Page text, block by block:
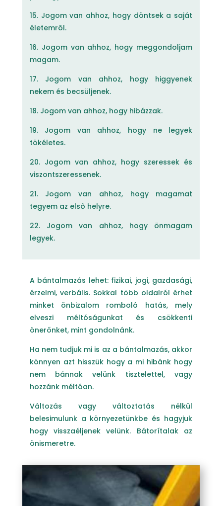
15. Jogom van ahhoz, hogy döntsek a saját
életemrôl.
16. Jogom van ahhoz, hogy meggondoljam
magam.
17. Jogom van ahhoz, hogy higgyenek
nekem és becsüljenek.
18. Jogom van ahhoz, hogy hibázzak.
19. Jogom van ahhoz, hogy ne legyek
tökéletes.
20. Jogom van ahhoz, hogy szeressek és
viszontszeressenek.
21. Jogom van ahhoz, hogy magamat
tegyem az elsô helyre.
22. Jogom van ahhoz, hogy önmagam
legyek.
A bántalmazás lehet: fizikai, jogi, gazdasági,
érzelmi, verbális. Sokkal több oldalról érhet
minket önbizalom romboló hatás, mely
elveszi méltóságunkat és csökkenti
önerőnket, mint gondolnánk.
Ha nem tudjuk mi is az a bántalmazás, akkor
könnyen azt hisszük hogy a mi hibánk hogy
nem bánnak velünk tisztelettel, vagy
hozzánk méltóan.
Változás vagy változtatás nélkül
belesimulunk a környezetünkbe és hagyjuk
hogy visszaéljenek velünk. Bátorítalak az
önismeretre.